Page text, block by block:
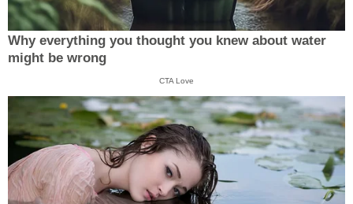
Why everything you thought you knew about water
might be wrong
CTA Love